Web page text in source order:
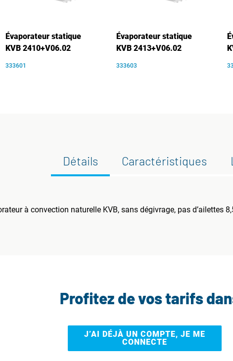
Évaporateur statique
KVB 2410+V06.02
333601
Évaporateur statique
KVB 2413+V06.02
333603
Détails Caractéristiques
à convection naturelle KVB, sans dégivrage, pas d’ailettes
Profitez de vos tarifs
J’AI DÉJÀ UN COMPTE, JE ME
CONNECTE